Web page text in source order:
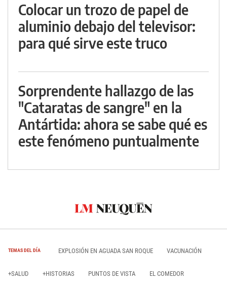
Colocar un trozo de papel de
aluminio debajo del televisor:
para qué sirve este truco
Sorprendente hallazgo de las
"Cataratas de sangre" en la
Antártida: ahora se sabe qué es
este fenómeno puntualmente
TEMAS DEL DÍA EXPLOSIÓN EN AGUADA SAN ROQUE VACUNACIÓN
+SALUD +HISTORIAS PUNTOS DE VISTA EL COMEDOR